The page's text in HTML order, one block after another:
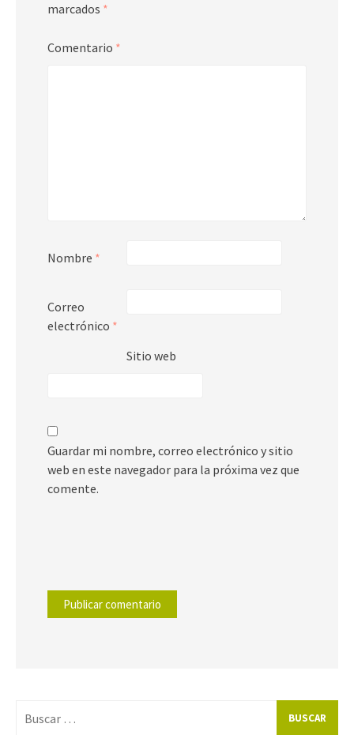
marcados *
Comentario *
Nombre *
Correo
electrónico *
Sitio web
Guardar mi nombre, correo electrónico y sitio
web en este navegador para la próxima vez que
comente.
por: